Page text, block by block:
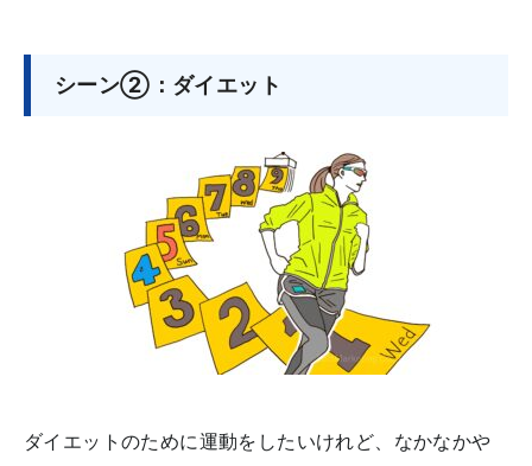
シーン②：ダイエット
ダイエットのために運動をしたいけれど、なかなかや